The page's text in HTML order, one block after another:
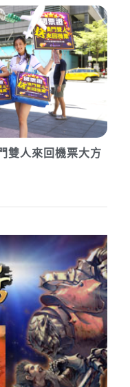
雙人來回機票大方